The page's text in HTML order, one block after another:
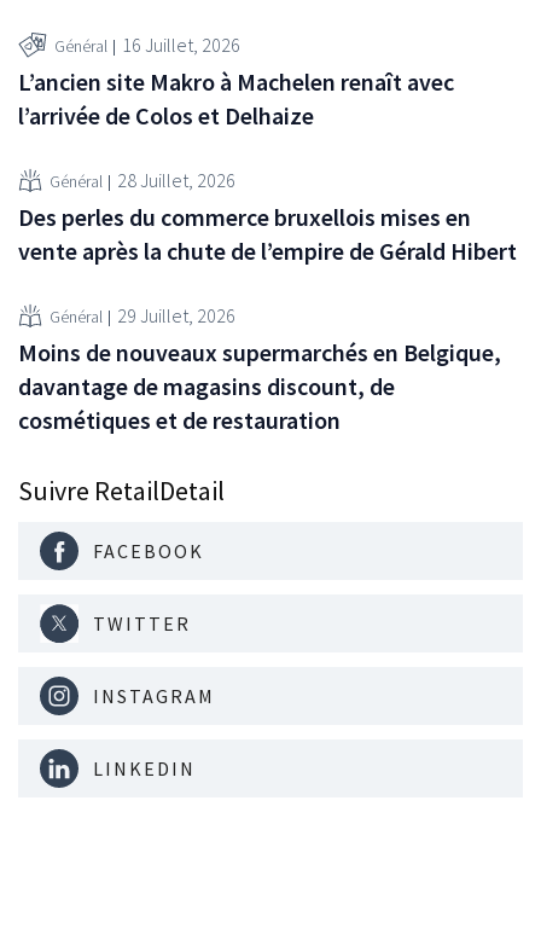
Général 16 Juillet, 2026
L’ancien site Makro à Machelen renaît avec
l’arrivée de Colos et Delhaize
Général 28 Juillet, 2026
Des perles du commerce bruxellois mises en
vente après la chute de l’empire de Gérald Hibert
Général 29 Juillet, 2026
Moins de nouveaux supermarchés en Belgique,
davantage de magasins discount, de
cosmétiques et de restauration
Suivre RetailDetail
FACEBOOK
TWITTER
INSTAGRAM
LINKEDIN